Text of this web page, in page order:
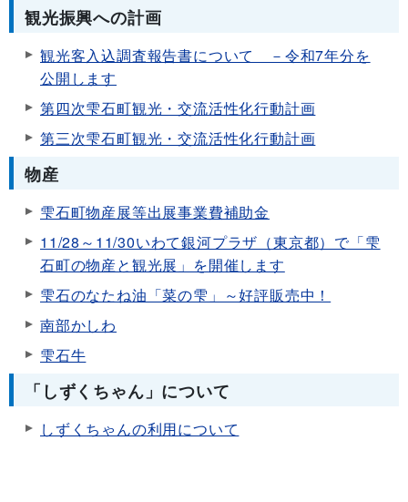
観光振興への計画
観光客入込調査報告書について －令和7年分を
公開します
第四次雫石町観光・交流活性化行動計画
第三次雫石町観光・交流活性化行動計画
物産
雫石町物産展等出展事業費補助金
11/28～11/30いわて銀河プラザ（東京都）で「雫
石町の物産と観光展」を開催します
雫石のなたね油「菜の雫」～好評販売中！
南部かしわ
雫石牛
「しずくちゃん」について
しずくちゃんの利用について